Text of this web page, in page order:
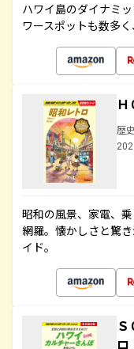
ハワイ島のダイナミ
ワースポットも数多
歴
昭和の風景、家電、
網羅。懐かしさと驚
イド。